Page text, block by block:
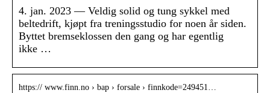
4. jan. 2023 — Veldig solid og tung sykkel med
beltedrift, kjøpt fra treningsstudio for noen år siden.
Byttet bremseklossen den gang og har egentlig
ikke …
https:// www.finn.no › bap › forsale › finnkode=249451…